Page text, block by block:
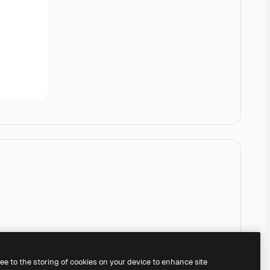
to the storing of cookies on your device to enhance site